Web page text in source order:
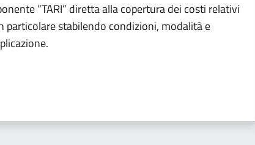
“TARI” diretta alla copertura dei costi relativi
particolare stabilendo condizioni, modalità e